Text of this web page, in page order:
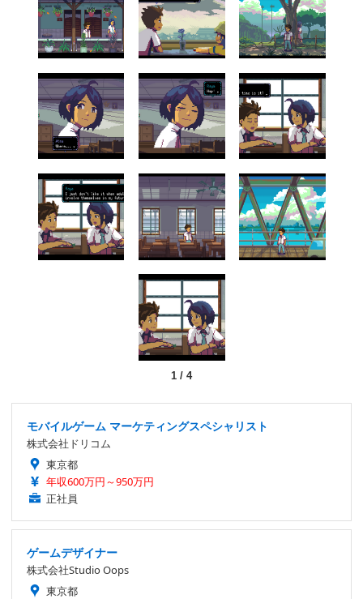
1/ 4
モバイルゲーム マーケティングスペシャリスト
株式会社ドリコム
東京都
年収600万円～950万円
正社員
ゲームデザイナー
株式会社Studio Oops
東京都